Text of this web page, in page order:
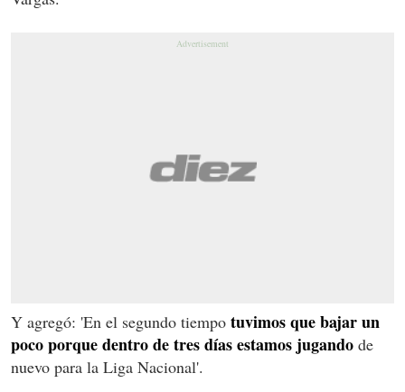
Y agregó: 'En el segundo tiempo tuvimos que bajar un
poco porque dentro de tres días estamos jugando de
nuevo para la Liga Nacional'.